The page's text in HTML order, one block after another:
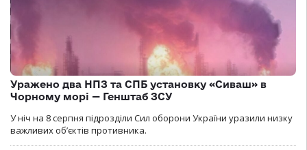
Уражено два НПЗ та СПБ установку «Сиваш» в
Чорному морі — Генштаб ЗСУ
У ніч на 8 серпня підрозділи Сил оборони України уразили низку
важливих об’єктів противника.